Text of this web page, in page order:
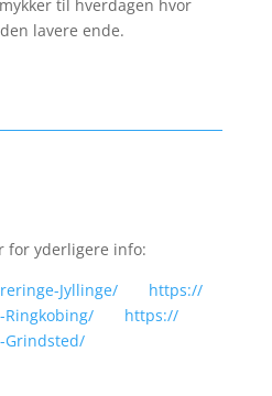
til hverdagen hvor
lavere ende.
for yderligere info:
Jyllinge/
https://
https://
Grindsted/